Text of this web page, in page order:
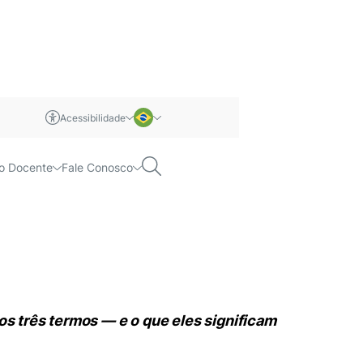
Acessibilidade
Português
Docente Fale Conosco
e injúria racial?
— e o que eles significam para o
três termos — e o que eles significam